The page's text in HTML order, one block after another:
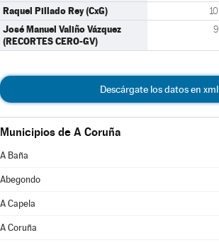
Raquel Pillado Rey (CxG) 10
José Manuel Valiño Vázquez
(RECORTES CERO-GV)
9
Descárgate los datos en xml
Municipios de A Coruña
A Baña
Abegondo
A Capela
A Coruña